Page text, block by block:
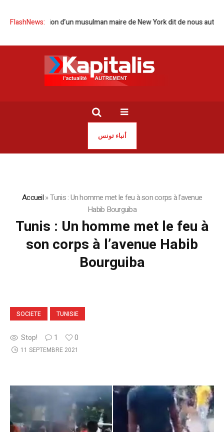
FlashNews:
que l’élection d’un musulman maire de New York dit de nous autres
أنباء تونس
Accueil»Tunis : Un homme met le feu à son corps à l’avenue
Habib Bourguiba
Tunis : Un homme met le feu à
son corps à l’avenue Habib
Bourguiba
SOCIETE TUNISIE
Stop! 1 0
11 SEPTEMBRE 2021